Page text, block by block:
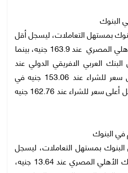
البنوك
بمستهل التعاملات، ليسجل أقل
سعر للبيع في في البنك الأهلي المصري عند 163.9 جنيه، بينما
العربي الافريقي الدولي عند
171.59 جنيه، وسجل أقل سعر للشراء عند 153.06 جنيه في
المصرف المتحد، فيما سجل أعلى سعر للشراء عند 162.76 جنيه
في البنوك
البنوك بمستهل التعاملات، ليسجل
أقل سعر للبيع في في البنك الأهلي المصري عند 13.64 جنيه،